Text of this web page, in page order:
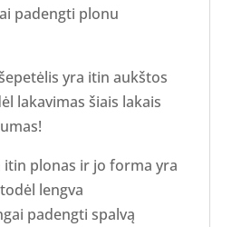
padengti plonu
yra itin aukštos
lakavimas šiais lakais
itin plonas ir jo forma yra
lengva
padengti spalvą